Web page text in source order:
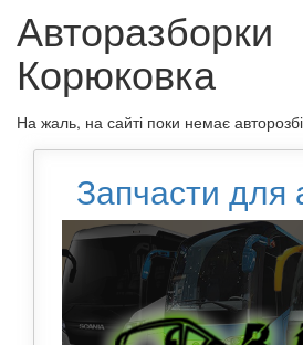
Авторазборки
Корюковка
На жаль, на сайті поки немає
Запчасти для